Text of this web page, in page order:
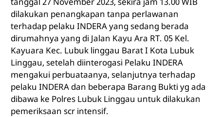
dilakukan penangkapan tanpa perlawanan
terhadap pelaku INDERA yang sedang berada
dirumahnya yang di Jalan Kayu Ara RT. 05 Kel.
Kayuara Kec. Lubuk linggau Barat I Kota Lubuk
Linggau, setelah diinterogasi Pelaku INDERA
mengakui perbuataanya, selanjutnya terhadap
pelaku INDERA dan beberapa Barang Bukti yg ada
dibawa ke Polres Lubuk Linggau untuk dilakukan
pemeriksaan scr intensif.